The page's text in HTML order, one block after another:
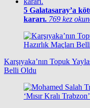
5 Galatasaray’a
kararı. 769 kez
Karşıyaka’nın Topuk
Belli Oldu